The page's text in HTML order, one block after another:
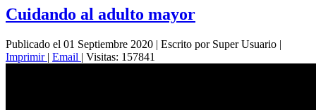
Cuidando al adulto mayor
Publicado el 01 Septiembre 2020 | Escrito por Super Usuario |
Imprimir | Email | Visitas: 157841